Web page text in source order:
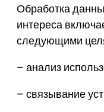
Обработка
интереса
следующими
– анализ
– связывание